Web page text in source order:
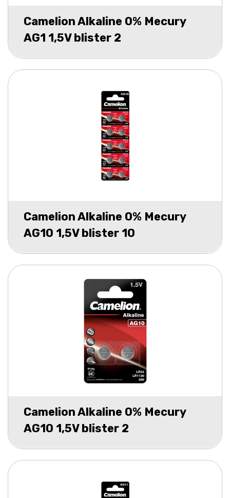
Camelion Alkaline 0% Mecury
AG1 1,5V blister 2
Camelion Alkaline 0% Mecury
AG10 1,5V blister 10
Camelion Alkaline 0% Mecury
AG10 1,5V blister 2